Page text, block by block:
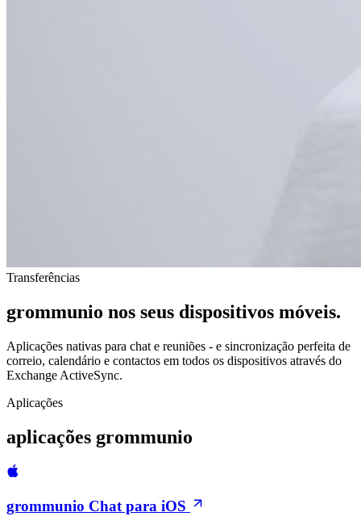
Transferências
grommunio nos seus dispositivos móveis.
Aplicações nativas para chat e reuniões - e sincronização perfeita de
correio, calendário e contactos em todos os dispositivos através do
Exchange ActiveSync.
Aplicações
aplicações grommunio
grommunio Chat para iOS